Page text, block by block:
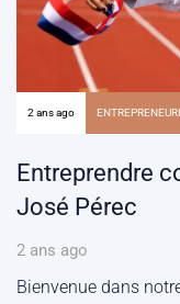
2 ans ago
Entreprendre
José Pérec
2 ans ago
Bienvenue dans